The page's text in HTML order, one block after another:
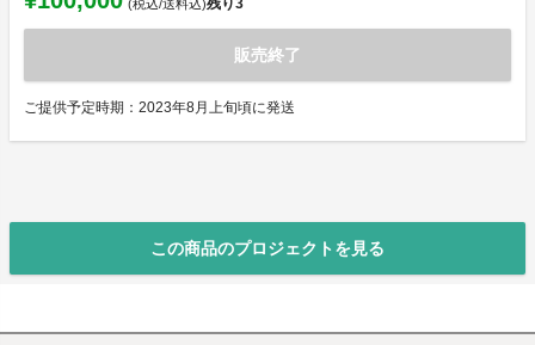
(税込/送料込)残り3
販売終了
ご提供予定時期：2023年8月上旬頃に発送
この商品のプロジェクトを見る